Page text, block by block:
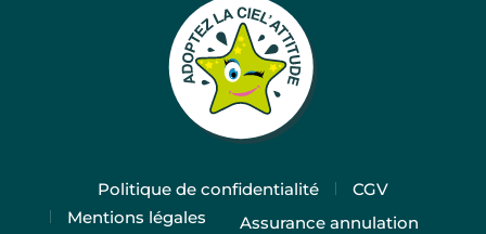
Politique de confidentialité
CGV
Mentions légales
Assurance annulation